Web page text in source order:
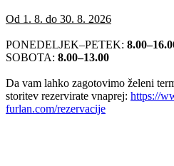
Od 1. 8. do 30. 8. 2026
PONEDELJEK–PETEK:
SOBOTA: 8.00–13.00
Da vam lahko zagotovimo želeni
storitev rezervirate vnaprej: https://
furlan.com/rezervacije